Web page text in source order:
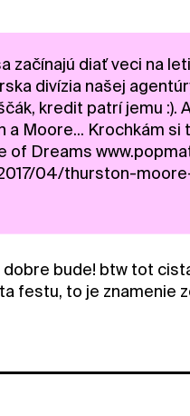
začínajú diať veci na
divízia našej
kredit patrí jemu :).
a Moore... Krochkám
of Dreams
04/thurston-
dobre bude! btw tot
festu, to je znamenie